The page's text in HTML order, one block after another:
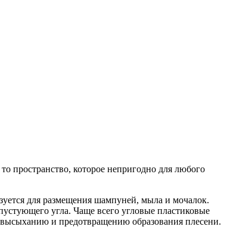
пространство, которое непригодно для любого
для размещения шампуней, мыла и мочалок.
угла. Чаще всего угловые пластиковые
и предотвращению образования плесени.